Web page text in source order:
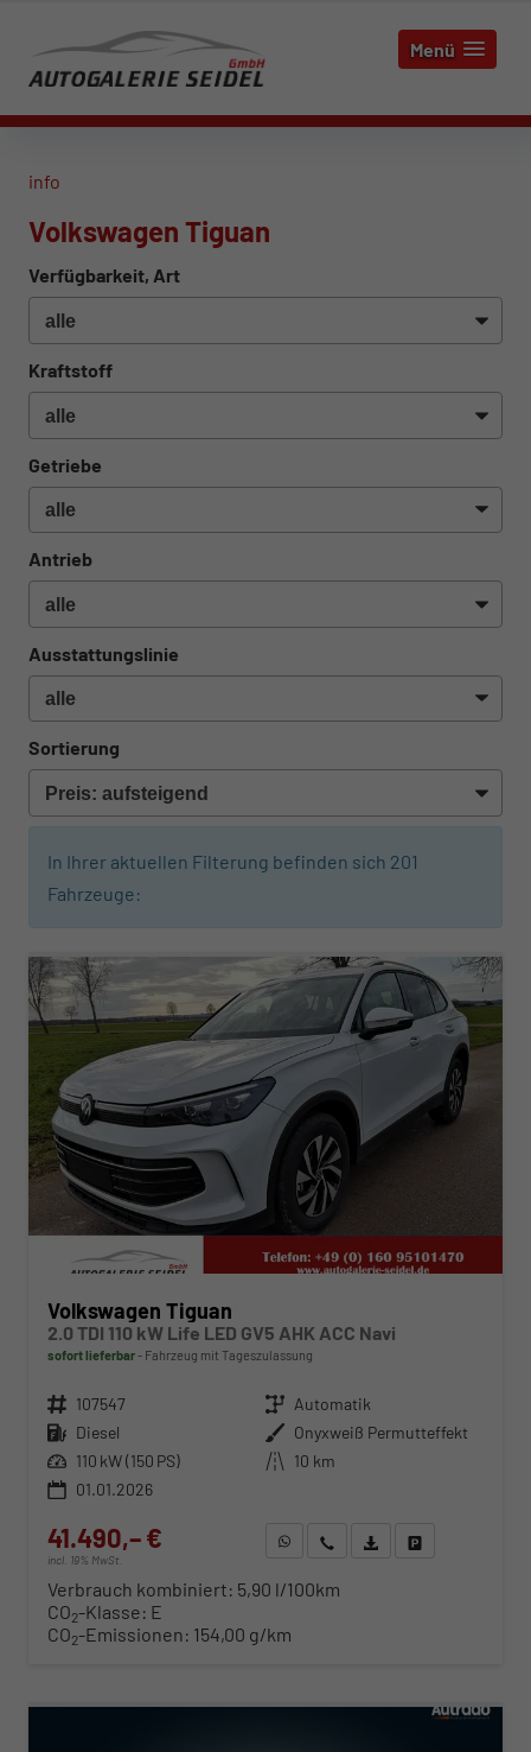
Menü
info
Volkswagen Tiguan
Verfügbarkeit, Art
Kraftstoff
Getriebe
Antrieb
Ausstattungslinie
Sortierung
In Ihrer aktuellen Filterung befinden sich 201
Fahrzeuge:
ab 421,– € mtl.
Volkswagen Tiguan
2.0 TDI 110 kW Life LED GV5 AHK ACC Navi
sofort lieferbar Fahrzeug mit Tageszulassung
Fahrzeugnr. 107547 Getriebe Automatik
Kraftstoff Diesel Außenfarbe Onyxweiß Permutteffekt
Leistung 110 kW (150 PS) Kilometerstand 10 km
01.01.2026
41.490,– €
incl. 19% MwSt.
WhatsApp anfragen
Wir rufen Sie anFahrzeugexposé (PDF)
Verbrauch kombiniert: 5,90 l/100km
CO2-Klasse: E
CO2-Emissionen: 154,00 g/km